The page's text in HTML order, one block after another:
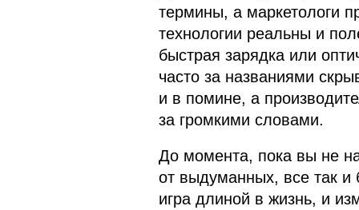
термины, а маркетологи
технологии реальны и
быстрая зарядка или
часто за названиями
и в помине, а
за громкими словами.
До момента, пока вы не
от выдуманных, все так и
игра длиной в жизнь, и